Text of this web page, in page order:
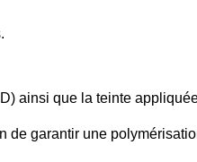
ainsi que la teinte
de garantir une